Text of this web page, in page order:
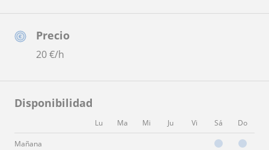
Precio
20€/h
Disponibilidad
Lu Ma Mi Ju Vi Sá Do
Mañana